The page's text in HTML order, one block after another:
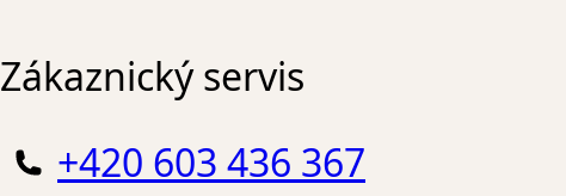
Zákaznický servis
+420 603 436 367